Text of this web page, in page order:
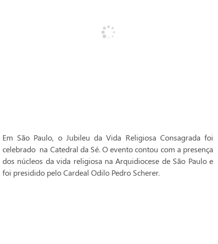
Em São Paulo, o Jubileu da Vida Religiosa Consagrada foi
celebrado na Catedral da Sé. O evento contou com a presença
dos núcleos da vida religiosa na Arquidiocese de São Paulo e
foi presidido pelo Cardeal Odilo Pedro Scherer.